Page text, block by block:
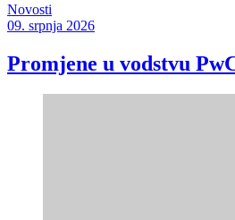
Novosti
09. srpnja 2026
Promjene u vodstvu